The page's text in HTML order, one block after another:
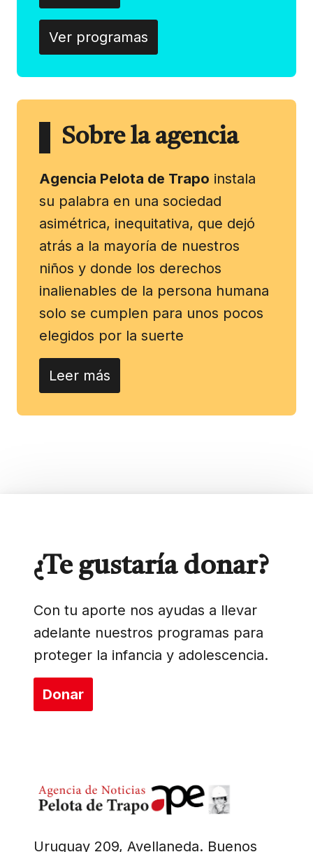
Ver programas
Sobre la agencia
Agencia Pelota de Trapo instala
su palabra en una sociedad
asimétrica, inequitativa, que dejó
atrás a la mayoría de nuestros
niños y donde los derechos
inalienables de la persona humana
solo se cumplen para unos pocos
elegidos por la suerte
Leer más
Uruguay 209, Avellaneda. Buenos
¿Te gustaría donar?
Con tu aporte nos ayudas a llevar
adelante nuestros programas para
proteger la infancia y adolescencia.
Donar